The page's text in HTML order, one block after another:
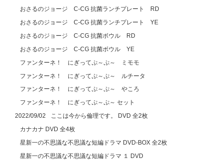
おさるのジョージ C-CG 抗菌ランチプレート RD
おさるのジョージ C-CG 抗菌ランチプレート YE
おさるのジョージ C-CG 抗菌ボウル RD
おさるのジョージ C-CG 抗菌ボウル YE
ファンターネ！ にぎってぷ～ぷ～ ミモモ
ファンターネ！ にぎってぷ～ぷ～ ルチータ
ファンターネ！ にぎってぷ～ぷ～ やころ
ファンターネ！ にぎってぷ～ぷ～ セット
2022/09/02
ここは今から倫理です。 DVD 全2枚
カナカナ DVD 全4枚
星新一の不思議な不思議な短編ドラマ DVD-BOX 全2枚
星新一の不思議な不思議な短編ドラマ １ DVD